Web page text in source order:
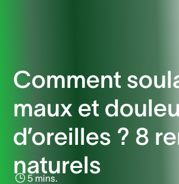
Comment
maux et
d’oreilles ? 8
naturels
5 mins.